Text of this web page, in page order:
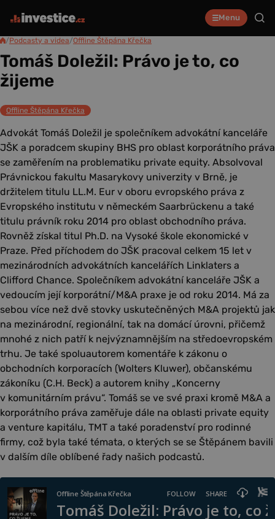
Menu
/Podcasty a videa/Offline Štěpána Křečka
Tomáš Doležil: Právo je to, co
žijeme
Offline Štěpána Křečka
Advokát Tomáš Doležil je společníkem advokátní kanceláře
JŠK a poradcem skupiny BHS pro oblast korporátního práva
se zaměřením na problematiku private equity. Absolvoval
Právnickou fakultu Masarykovy univerzity v Brně, je
držitelem titulu LL.M. Eur v oboru evropského práva z
Evropského institutu v německém Saarbrückenu a také
titulu právník roku 2014 pro oblast obchodního práva.
Rovněž získal titul Ph.D. na Vysoké škole ekonomické v
Praze. Před příchodem do JŠK pracoval celkem 15 let v
mezinárodních advokátních kancelářích Linklaters a
Clifford Chance. Společníkem advokátní kanceláře JŠK a
vedoucím její korporátní/M&A praxe je od roku 2014. Má za
sebou více než dvě stovky uskutečněných M&A projektů jak
na mezinárodní, regionální, tak na domácí úrovni, přičemž
mnohé z nich patří k nejvýznamnějším na středoevropském
trhu. Je také spoluautorem komentáře k zákonu o
obchodních korporacích (Wolters Kluwer), občanskému
zákoníku (C.H. Beck) a autorem knihy „Koncerny
v komunitárním právu“. Tomáš se ve své praxi kromě M&A a
korporátního práva zaměřuje dále na oblasti private equity
a venture kapitálu, TMT a také poradenství pro rodinné
firmy, což byla také témata, o kterých se se Štěpánem bavili
v dalším díle oblíbené řady našich podcastů.